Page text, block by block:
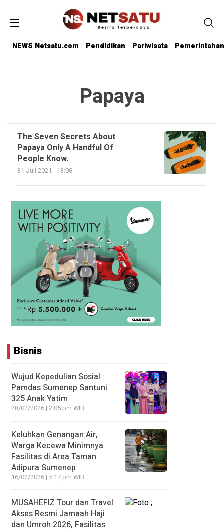
NEWS Netsatu.com Pendidikan Pariwisata Pemerintahan
Papaya
The Seven Secrets About
Papaya Only A Handful Of
People Know.
31 Juli 2021 - 13:08
Bisnis
Wujud Kepedulian Sosial :
Pamdas Sumenep Santuni
325 Anak Yatim
28/02/2026 | 2:05 pm WIB
Keluhkan Genangan Air,
Warga Kecewa Minimnya
Fasilitas di Area Taman
Adipura Sumenep
16/02/2026 | 5:17 pm WIB
MUSAHEFIZ Tour dan Travel
Akses Resmi Jamaah Haji
dan Umroh 2026, Fasilitas